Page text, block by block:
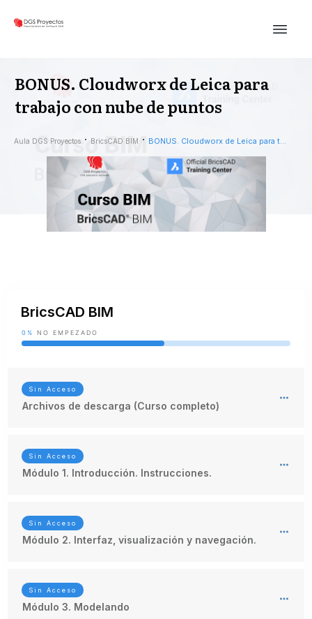
BONUS. Cloudworx de Leica para
trabajo con nube de puntos
Aula DGS Proyectos BricsCAD BIM BONUS. Cloudworx de Leica para trabajo con nube de puntos
BricsCAD BIM
0% NO EMPEZADO
Sin Acceso
Archivos de descarga (Curso completo)
Sin Acceso
Módulo 1. Introducción. Instrucciones.
Sin Acceso
Módulo 2. Interfaz, visualización y navegación.
Sin Acceso
Módulo 3. Modelando